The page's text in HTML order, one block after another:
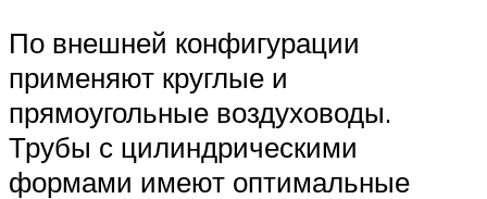
По внешней конфигурации
применяют круглые и
прямоугольные воздуховоды.
Трубы с цилиндрическими
формами имеют оптимальные